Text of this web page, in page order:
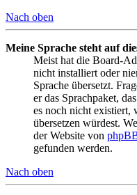
Nach oben
Meine Sprache steht auf
Meist hat die Board-
nicht installiert oder
Sprache übersetzt.
er das Sprachpaket,
es noch nicht existiert,
übersetzen würdest.
der Website von
gefunden werden.
Nach oben